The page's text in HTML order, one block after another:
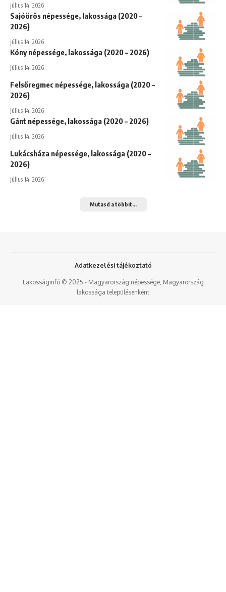
július 14, 2026
Sajóörös népessége, lakossága (2020 –
2026)
július 14, 2026
Kóny népessége, lakossága (2020 – 2026)
július 14, 2026
Felsőregmec népessége, lakossága (2020 –
2026)
július 14, 2026
Gánt népessége, lakossága (2020 – 2026)
július 14, 2026
Lukácsháza népessége, lakossága (2020 –
2026)
július 14, 2026
Mutasd a többit...
Lakosságinfó © 2025 - Magyarország népessége, Magyarország
lakossága településenként
Adatkezelési tájékoztató